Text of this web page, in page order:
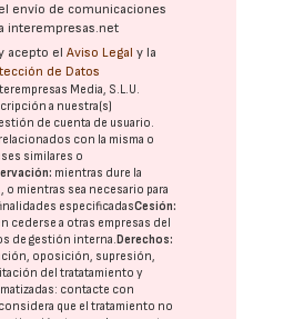
envío de comunicaciones
interempresas.net
acepto elAviso Legal y la
de Datos
Media, S.L.U.
a nuestra(s)
de cuenta de usuario.
con la misma o
similares o
mientras dure la
o mientras sea necesario para
finalidades especificadasCesión:
cederse a otras empresas del
de gestión interna. Derechos:
oposición, supresión,
del tratatamiento y
contacte con
que el tratamiento no